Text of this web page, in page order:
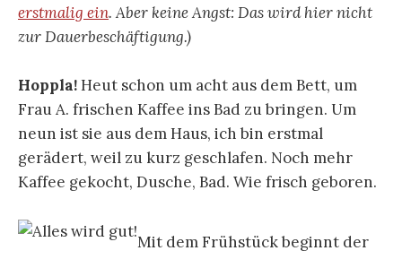
erstmalig ein. Aber keine Angst: Das wird hier nicht
zur Dauerbeschäftigung.)
Hoppla!Heut schon um acht aus dem Bett, um
Frau A. frischen Kaffee ins Bad zu bringen. Um
neun ist sie aus dem Haus, ich bin erstmal
gerädert, weil zu kurz geschlafen. Noch mehr
Kaffee gekocht, Dusche, Bad. Wie frisch geboren.
Mit dem Frühstück beginnt der